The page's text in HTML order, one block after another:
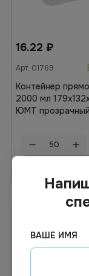
16.22 ₽
Арт. 01769
Контейнер
2000 мл
ЮМТ
ВАШЕ ИМЯ